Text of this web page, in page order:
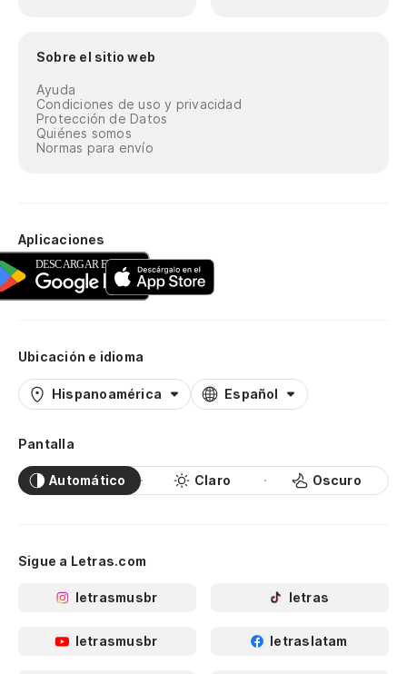
Sobre el sitio web
Ayuda
Condiciones de uso y privacidad
Protección de Datos
Quiénes somos
Normas para envío
Aplicaciones
Ubicación e idioma
Hispanoamérica Español
Pantalla
Automático Claro Oscuro
Sigue a Letras.com
letrasmusbr letras
letrasmusbr letraslatam